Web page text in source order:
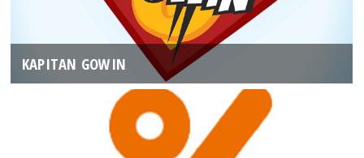
KAPITAN GOWIN